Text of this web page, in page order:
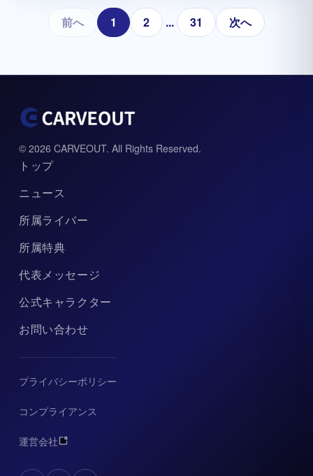
前へ 1 2 ... 31 次へ
© 2026 CARVEOUT. All Rights Reserved.
トップ
ニュース
所属ライバー
所属特典
代表メッセージ
公式キャラクター
お問い合わせ
プライバシーポリシー
コンプライアンス
運営会社